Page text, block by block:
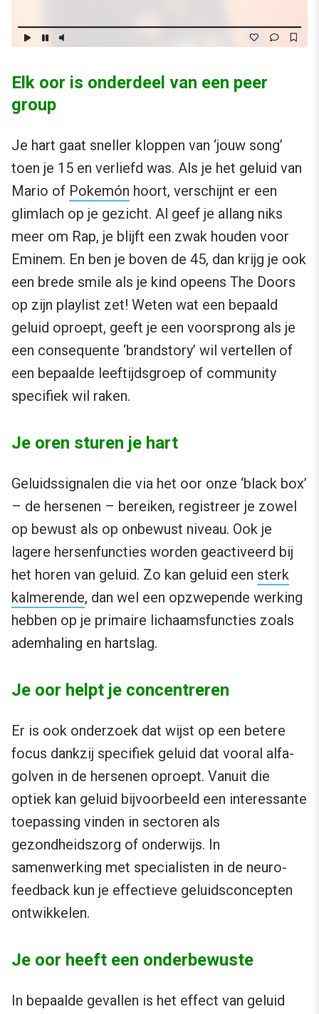
Elk oor is onderdeel van een peer
group
Je hart gaat sneller kloppen van ‘jouw song’
toen je 15 en verliefd was. Als je het geluid van
Mario of Pokemón hoort, verschijnt er een
glimlach op je gezicht. Al geef je allang niks
meer om Rap, je blijft een zwak houden voor
Eminem. En ben je boven de 45, dan krijg je ook
een brede smile als je kind opeens The Doors
op zijn playlist zet! Weten wat een bepaald
geluid oproept, geeft je een voorsprong als je
een consequente ‘brandstory’ wil vertellen of
een bepaalde leeftijdsgroep of community
specifiek wil raken.
Je oren sturen je hart
Geluidssignalen die via het oor onze ‘black box’
– de hersenen – bereiken, registreer je zowel
op bewust als op onbewust niveau. Ook je
lagere hersenfuncties worden geactiveerd bij
het horen van geluid. Zo kan geluid een sterk
kalmerende, dan wel een opzwepende werking
hebben op je primaire lichaamsfuncties zoals
ademhaling en hartslag.
Je oor helpt je concentreren
Er is ook onderzoek dat wijst op een betere
focus dankzij specifiek geluid dat vooral alfa-
golven in de hersenen oproept. Vanuit die
optiek kan geluid bijvoorbeeld een interessante
toepassing vinden in sectoren als
gezondheidszorg of onderwijs. In
samenwerking met specialisten in de neuro-
feedback kun je effectieve geluidsconcepten
ontwikkelen.
Je oor heeft een onderbewuste
In bepaalde gevallen is het effect van geluid